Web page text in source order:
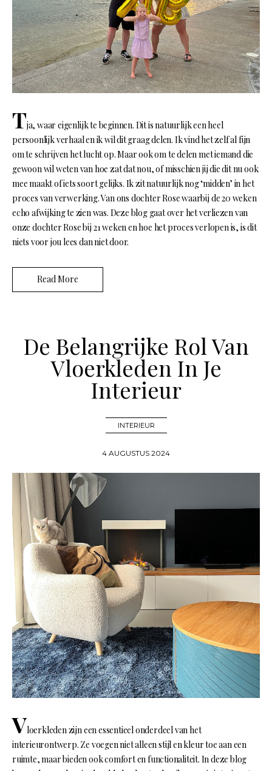
Tja, waar eigenlijk te beginnen. Dit is natuurlijk een heel
persoonlijk verhaal en ik wil dit graag delen. Ik vind het zelf al fijn
om te schrijven het lucht op. Maar ook om te delen met iemand die
gewoon wil weten van hoe zat dat nou, of misschien jij die dit nu ook
mee maakt of iets soort gelijks. Ik zit natuurlijk nog ‘midden’ in het
proces van verwerking. Van ons dochter Rose waarbij de 20 weken
echo afwijking te zien was. Deze blog gaat over het verliezen van
onze dochter Rose bij 21 weken en hoe het proces verlopen is, is dit
niets voor jou lees dan niet door.
Read More
De Belangrijke Rol Van
Vloerkleden In Je
Interieur
INTERIEUR
4 AUGUSTUS 2024
Vloerkleden zijn een essentieel onderdeel van het
interieurontwerp. Ze voegen niet alleen stijl en kleur toe aan een
ruimte, maar bieden ook comfort en functionaliteit. In deze blog